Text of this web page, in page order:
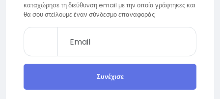
καταχώρησε τη διεύθυνση email με την οποία γράφτηκες και
θα σου στείλουμε έναν σύνδεσμο επαναφοράς
Συνέχισε